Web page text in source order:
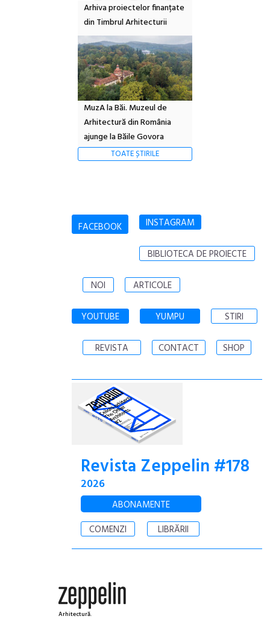
Arhiva proiectelor finanțate
din Timbrul Arhitecturii
MuzA la Băi. Muzeul de
Arhitectură din România
ajunge la Băile Govora
TOATE ȘTIRILE
FACEBOOK INSTAGRAM
BIBLIOTECA DE PROIECTE
NOI ARTICOLE
YOUTUBE YUMPU STIRI
REVISTA CONTACT SHOP
Revista Zeppelin #178
2026
ABONAMENTE
COMENZI
LIBRĂRII
Arhitectură.